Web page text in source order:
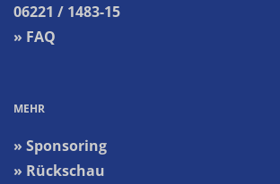
06221 / 1483-15
» FAQ
MEHR
» Sponsoring
» Rückschau